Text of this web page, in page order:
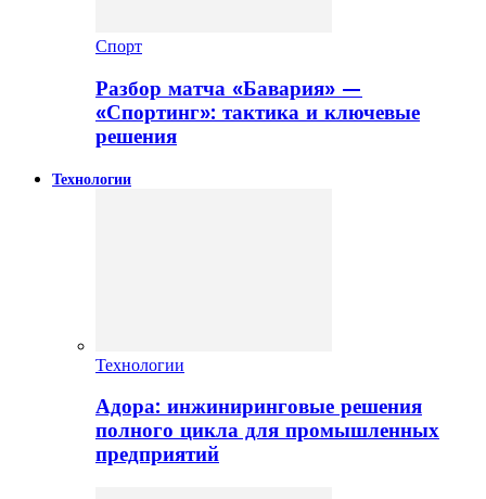
Спорт
Разбор матча «Бавария» —
«Спортинг»: тактика и ключевые
решения
Технологии
Технологии
Адора: инжиниринговые решения
полного цикла для промышленных
предприятий